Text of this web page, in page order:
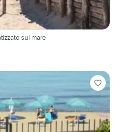
sul mare